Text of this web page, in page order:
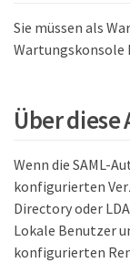
Sie müssen als
Wartungskonsole
Über diese
Wenn die SAML-
konfigurierten
Directory oder
Lokale Benutzer
konfigurierten